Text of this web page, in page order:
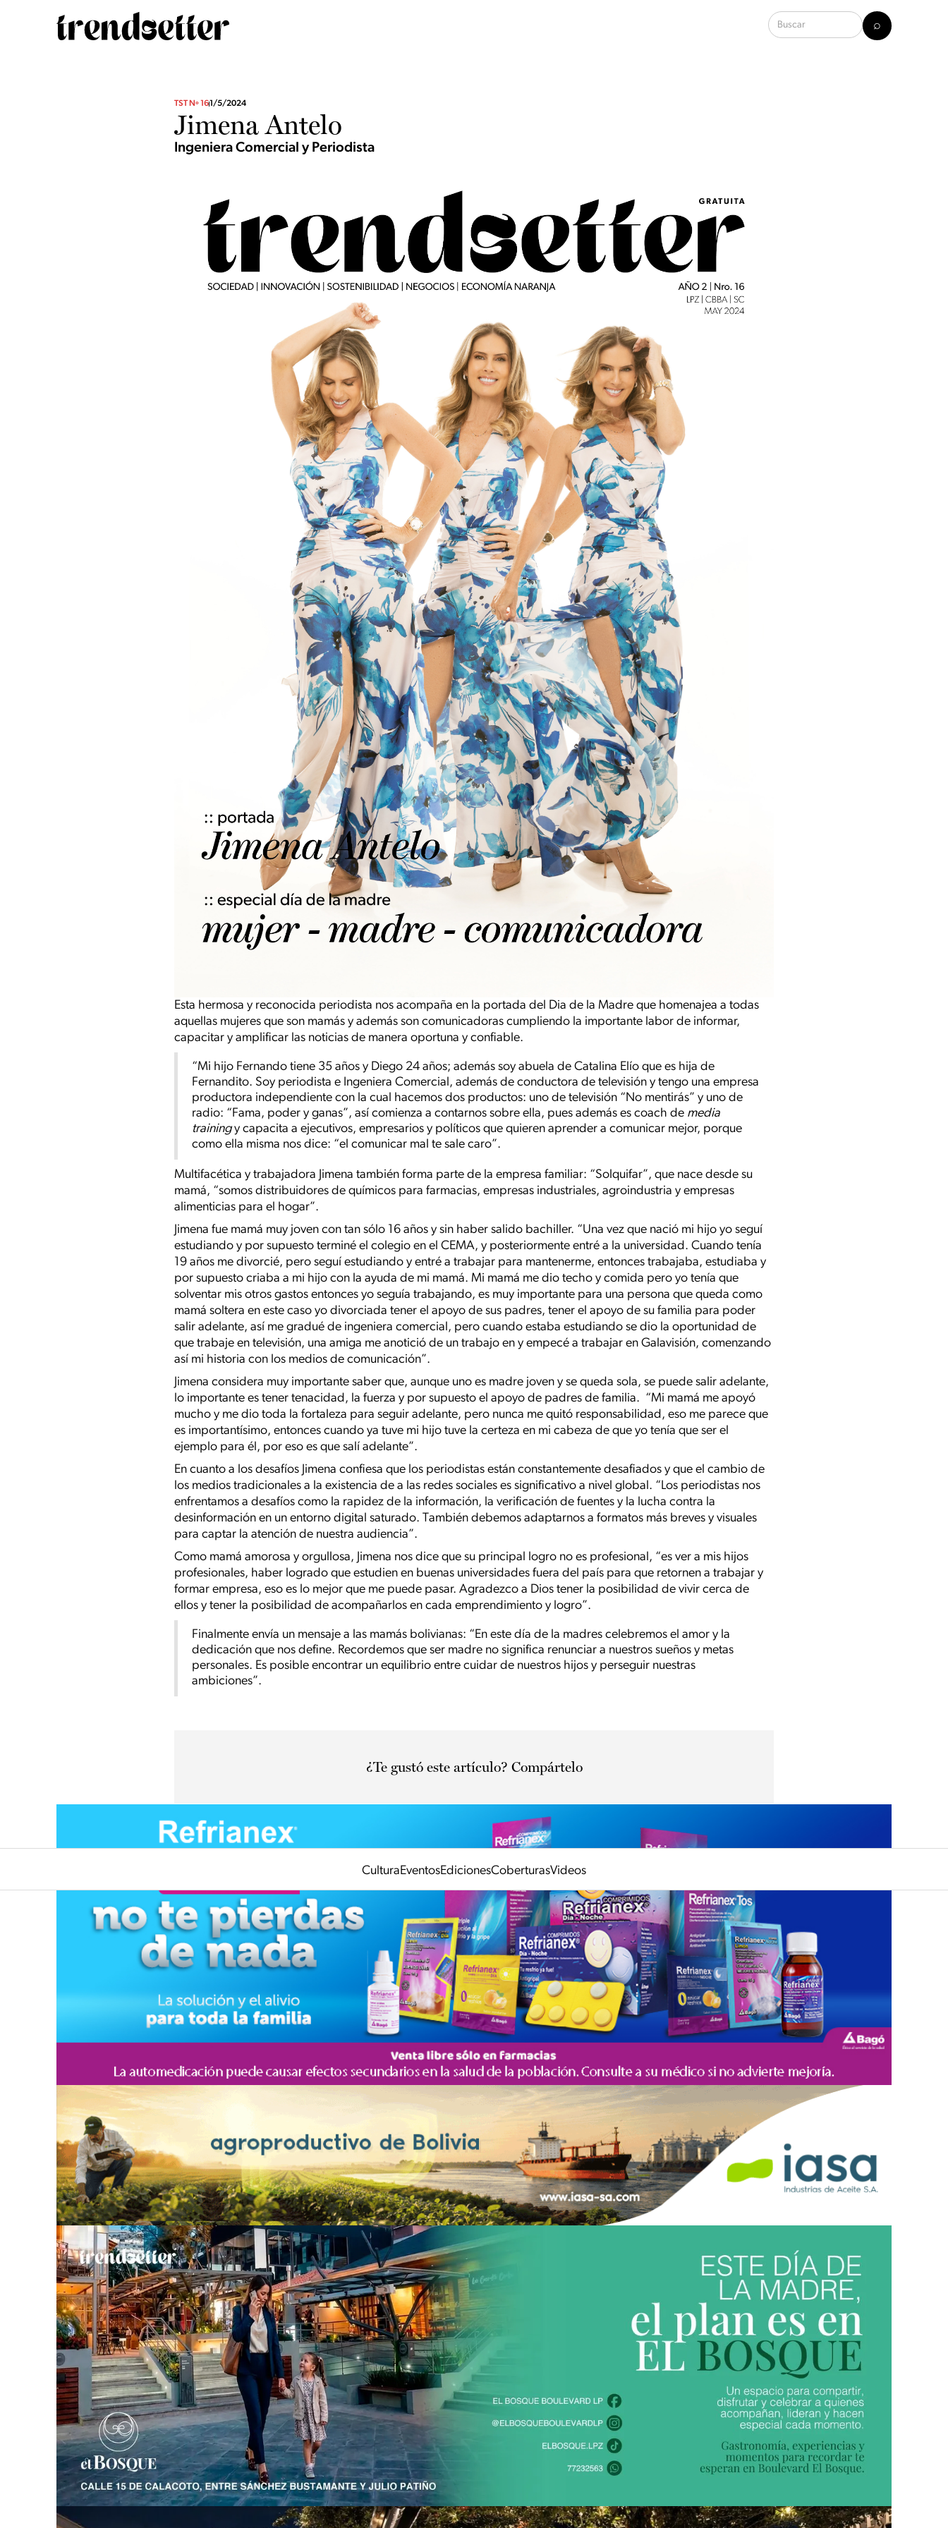
CulturaEventosEdicionesCoberturasVideos
TST Nº 161/5/2024
Jimena Antelo
Ingeniera Comercial y Periodista
Esta hermosa y reconocida periodista nos acompaña en la portada del Dia de la Madre que homenajea a todas
aquellas mujeres que son mamás y además son comunicadoras cumpliendo la importante labor de informar,
capacitar y amplificar las noticias de manera oportuna y confiable.
“Mi hijo Fernando tiene 35 años y Diego 24 años; además soy abuela de Catalina Elío que es hija de
Fernandito. Soy periodista e Ingeniera Comercial, además de conductora de televisión y tengo una empresa
productora independiente con la cual hacemos dos productos: uno de televisión “No mentirás” y uno de
radio: “Fama, poder y ganas”, así comienza a contarnos sobre ella, pues además es coach de media
trainingy capacita a ejecutivos, empresarios y políticos que quieren aprender a comunicar mejor, porque
como ella misma nos dice: “el comunicar mal te sale caro”.
Multifacética y trabajadora Jimena también forma parte de la empresa familiar: “Solquifar”, que nace desde su
mamá, “somos distribuidores de químicos para farmacias, empresas industriales, agroindustria y empresas
alimenticias para el hogar”.
Jimena fue mamá muy joven con tan sólo 16 años y sin haber salido bachiller. “Una vez que nació mi hijo yo seguí
estudiando y por supuesto terminé el colegio en el CEMA, y posteriormente entré a la universidad. Cuando tenía
19 años me divorcié, pero seguí estudiando y entré a trabajar para mantenerme, entonces trabajaba, estudiaba y
por supuesto criaba a mi hijo con la ayuda de mi mamá. Mi mamá me dio techo y comida pero yo tenía que
solventar mis otros gastos entonces yo seguía trabajando, es muy importante para una persona que queda como
mamá soltera en este caso yo divorciada tener el apoyo de sus padres, tener el apoyo de su familia para poder
salir adelante, así me gradué de ingeniera comercial, pero cuando estaba estudiando se dio la oportunidad de
que trabaje en televisión, una amiga me anotició de un trabajo en y empecé a trabajar en Galavisión, comenzando
así mi historia con los medios de comunicación”.
Jimena considera muy importante saber que, aunque uno es madre joven y se queda sola, se puede salir adelante,
lo importante es tener tenacidad, la fuerza y por supuesto el apoyo de padres de familia. “Mi mamá me apoyó
mucho y me dio toda la fortaleza para seguir adelante, pero nunca me quitó responsabilidad, eso me parece que
es importantísimo, entonces cuando ya tuve mi hijo tuve la certeza en mi cabeza de que yo tenía que ser el
ejemplo para él, por eso es que salí adelante”.
En cuanto a los desafíos Jimena confiesa que los periodistas están constantemente desafiados y que el cambio de
los medios tradicionales a la existencia de a las redes sociales es significativo a nivel global. “Los periodistas nos
enfrentamos a desafíos como la rapidez de la información, la verificación de fuentes y la lucha contra la
desinformación en un entorno digital saturado. También debemos adaptarnos a formatos más breves y visuales
para captar la atención de nuestra audiencia”.
Como mamá amorosa y orgullosa, Jimena nos dice que su principal logro no es profesional, “es ver a mis hijos
profesionales, haber logrado que estudien en buenas universidades fuera del país para que retornen a trabajar y
formar empresa, eso es lo mejor que me puede pasar. Agradezco a Dios tener la posibilidad de vivir cerca de
ellos y tener la posibilidad de acompañarlos en cada emprendimiento y logro”.
Finalmente envía un mensaje a las mamás bolivianas: “En este día de la madres celebremos el amor y la
dedicación que nos define. Recordemos que ser madre no significa renunciar a nuestros sueños y metas
personales. Es posible encontrar un equilibrio entre cuidar de nuestros hijos y perseguir nuestras
ambiciones”.
¿Te gustó este artículo? Compártelo